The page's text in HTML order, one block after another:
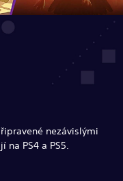
nezávislými
na PS4 a PS5.